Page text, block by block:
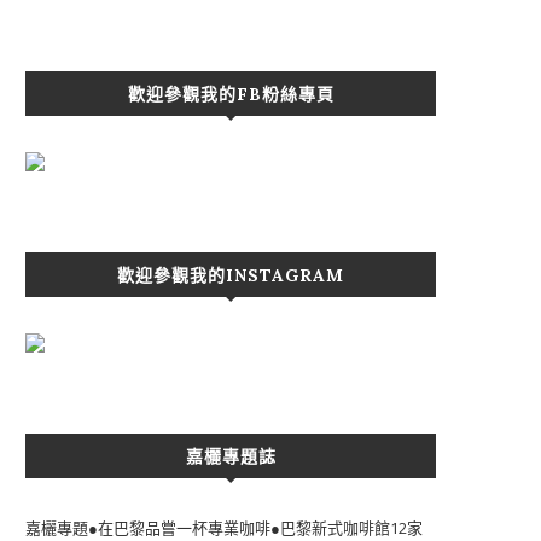
歡迎參觀我的FB粉絲專頁
歡迎參觀我的INSTAGRAM
嘉欐專題誌
嘉欐專題●在巴黎品嘗一杯專業咖啡●巴黎新式咖啡館12家